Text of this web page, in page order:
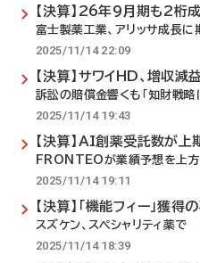
【決算】26年9月期も2桁
富士製薬工業、アリッサ成長に
2025/11/14 22:09
【決算】サワイHD、増収減
訴訟の賠償金響くも「知財戦略
2025/11/14 19:43
【決算】AI創薬受託数が上
FRONTEOが業績予想を上方
2025/11/14 19:11
【決算】「機能フィー」獲
スズケン、スペシャリティ薬で
2025/11/14 18:39